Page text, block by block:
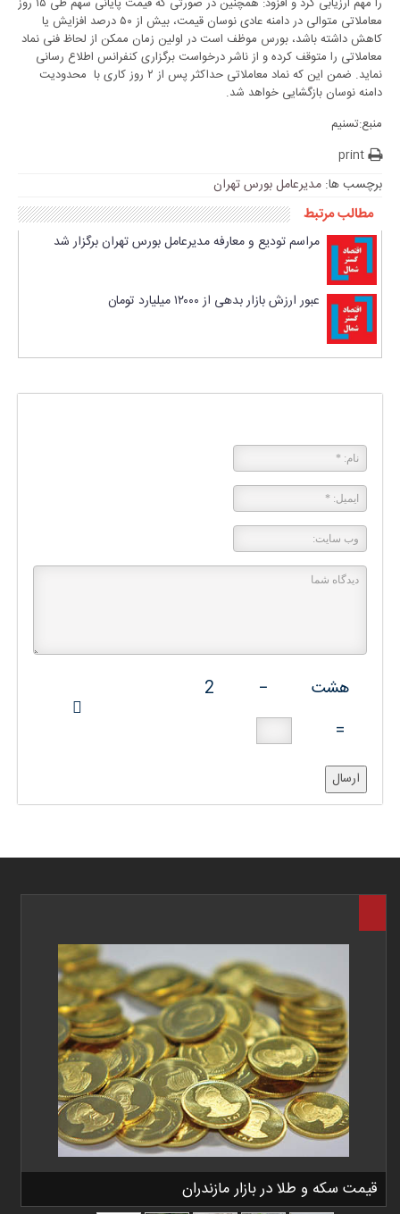
معاملاتی متوالی در دامنه عادی نوسان قیمت، بیش از ۵۰ درصد افزایش یا
کاهش داشته باشد، بورس موظف است در اولین زمان ممکن از لحاظ فنی نماد
معاملاتی را متوقف کرده و از ناشر درخواست برگزاری کنفرانس اطلاع رسانی
نماید. ضمن این که نماد معاملاتی حداکثر پس از ۲ روز کاری با محدودیت
دامنه نوسان بازگشایی خواهد شد.
منبع:تسنیم
print
برچسب ها: مدیرعامل بورس تهران
مطالب مرتبط
مراسم تودیع و معارفه مدیرعامل بورس تهران برگزار شد
عبور ارزش بازار بدهی از ۱۲۰۰۰ میلیارد تومان
هشت −
2
=
ارسال
قیمت سکه و طلا در بازار مازندران